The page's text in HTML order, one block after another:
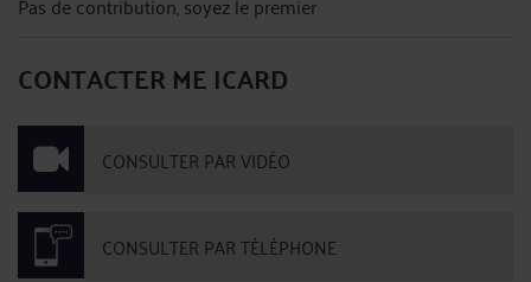
CONTACTER ME ICARD
CONSULTER PAR VIDÉO
CONSULTER PAR TÉLÉPHONE